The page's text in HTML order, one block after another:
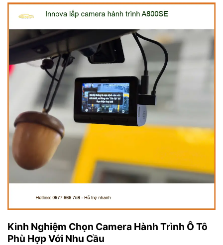
Kinh Nghiệm Chọn Camera Hành Trình Ô Tô
Phù Hợp Với Nhu Cầu